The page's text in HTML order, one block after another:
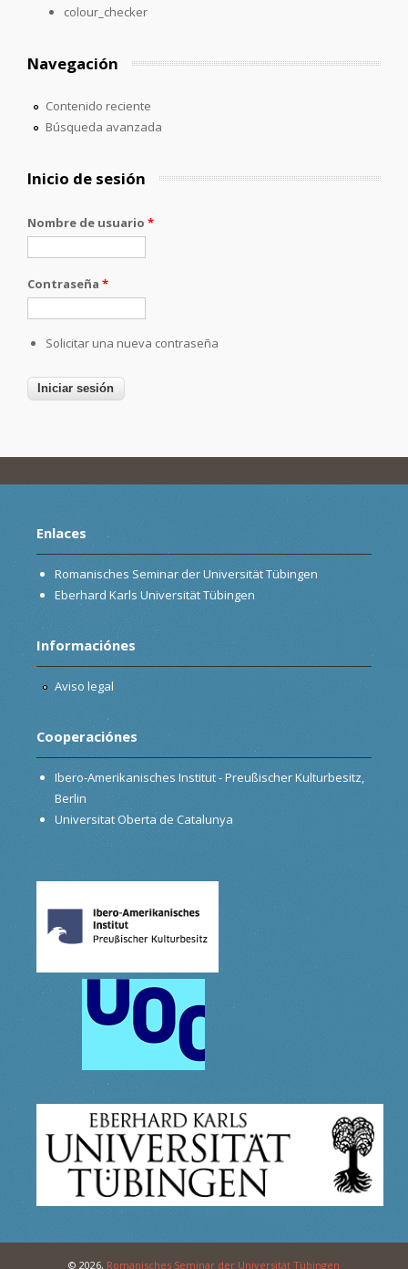
colour_checker
Navegación
Contenido reciente
Búsqueda avanzada
Inicio de sesión
Nombre de usuario *
Contraseña *
Solicitar una nueva contraseña
Enlaces
Romanisches Seminar der Universität Tübingen
Eberhard Karls Universität Tübingen
Informaciónes
Aviso legal
Cooperaciónes
Ibero-Amerikanisches Institut - Preußischer Kulturbesitz,
Berlin
Universitat Oberta de Catalunya
© 2026, Romanisches Seminar der Universität Tübingen